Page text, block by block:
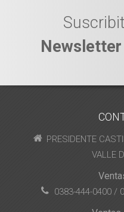
Newsletter
PRESIDENTE
VALLE
0383-444-0400 /